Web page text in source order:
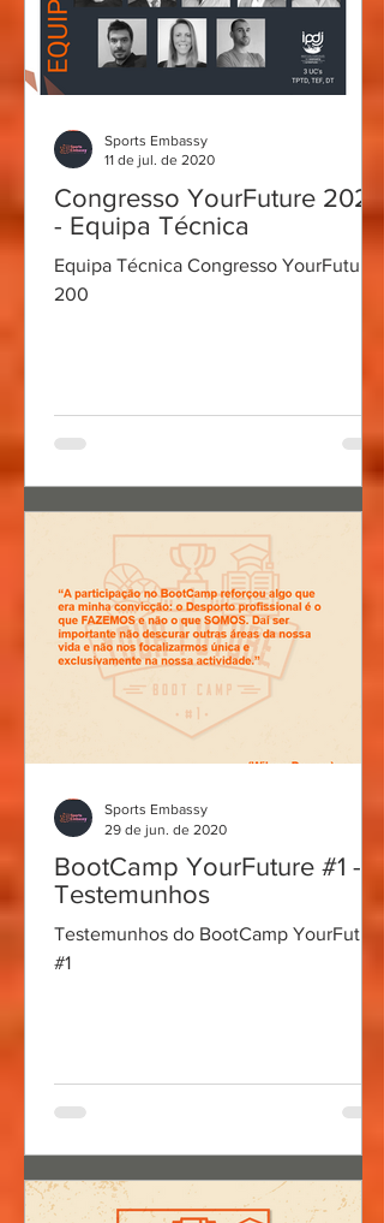
Congresso YourFuture 2020
- Equipa Técnica
Equipa Técnica Congresso YourFuture
200
Sports Embassy
11 de jul. de 2020
BootCamp YourFuture #1 -
Testemunhos
Testemunhos do BootCamp YourFuture
#1
Sports Embassy
29 de jun. de 2020